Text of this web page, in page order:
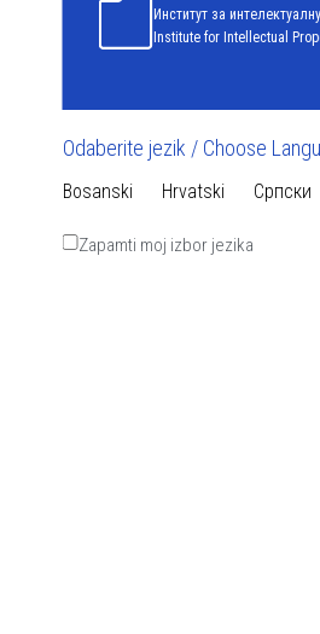
Институт за
Institute for Intellectual
Odaberite jezik / Choose
Bosanski Hrvatski Српски
Zapamti moj izbor jezika